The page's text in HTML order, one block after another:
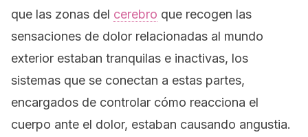
que las zonas del cerebro que recogen las
sensaciones de dolor relacionadas al mundo
exterior estaban tranquilas e inactivas, los
sistemas que se conectan a estas partes,
encargados de controlar cómo reacciona el
cuerpo ante el dolor, estaban causando angustia.